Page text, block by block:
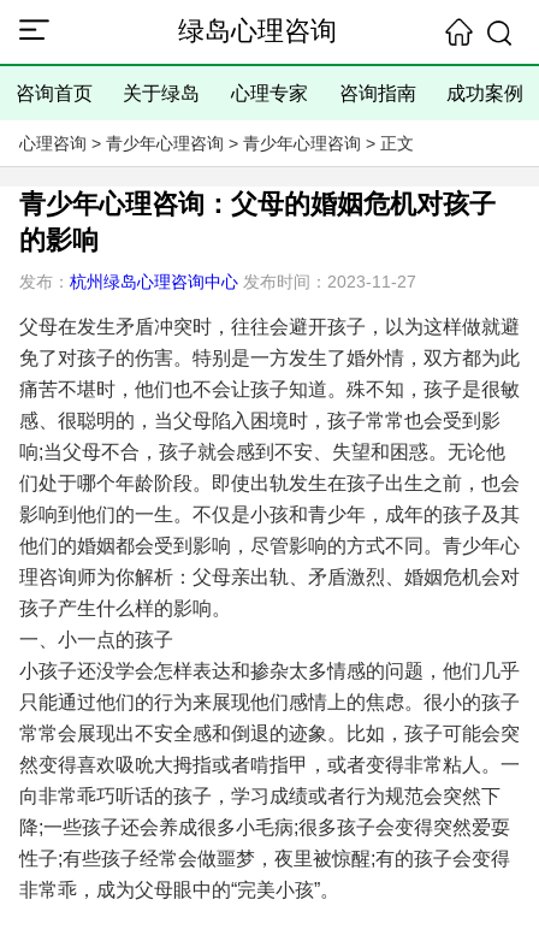
绿岛心理咨询
咨询首页 关于绿岛 心理专家 咨询指南 成功案例
心理咨询 > 青少年心理咨询 > 青少年心理咨询 > 正文
青少年心理咨询：父母的婚姻危机对孩子
的影响
发布： 杭州绿岛心理咨询中心发布时间：2023-11-27
父母在发生矛盾冲突时，往往会避开孩子，以为这样做就避
免了对孩子的伤害。特别是一方发生了婚外情，双方都为此
痛苦不堪时，他们也不会让孩子知道。殊不知，孩子是很敏
感、很聪明的，当父母陷入困境时，孩子常常也会受到影
响;当父母不合，孩子就会感到不安、失望和困惑。无论他
们处于哪个年龄阶段。即使出轨发生在孩子出生之前，也会
影响到他们的一生。不仅是小孩和青少年，成年的孩子及其
他们的婚姻都会受到影响，尽管影响的方式不同。青少年心
理咨询师为你解析：父母亲出轨、矛盾激烈、婚姻危机会对
孩子产生什么样的影响。
一、小一点的孩子
小孩子还没学会怎样表达和掺杂太多情感的问题，他们几乎
只能通过他们的行为来展现他们感情上的焦虑。很小的孩子
常常会展现出不安全感和倒退的迹象。比如，孩子可能会突
然变得喜欢吸吮大拇指或者啃指甲，或者变得非常粘人。一
向非常乖巧听话的孩子，学习成绩或者行为规范会突然下
降;一些孩子还会养成很多小毛病;很多孩子会变得突然爱耍
性子;有些孩子经常会做噩梦，夜里被惊醒;有的孩子会变得
非常乖，成为父母眼中的“完美小孩”。